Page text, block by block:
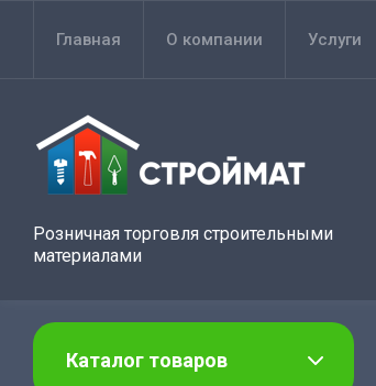
Главная О компании Услуги
Розничная торговля строительными
материалами
Каталог товаров